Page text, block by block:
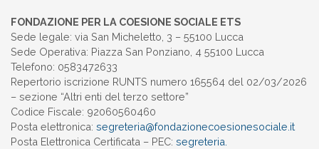
FONDAZIONE PER LA COESIONE SOCIALE ETS
Sede legale: via San Micheletto, 3 – 55100 Lucca
Sede Operativa: Piazza San Ponziano, 4 55100 Lucca
Telefono: 0583472633
Repertorio iscrizione RUNTS numero 165564 del 02/03/2026
– sezione “Altri enti del terzo settore”
Codice Fiscale: 92060560460
Posta elettronica: segreteria@fondazionecoesionesociale.it
Posta Elettronica Certificata – PEC: segreteria.